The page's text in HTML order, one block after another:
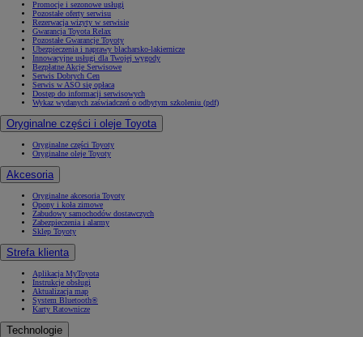
Promocje i sezonowe usługi
Pozostałe oferty serwisu
Rezerwacja wizyty w serwisie
Gwarancja Toyota Relax
Pozostałe Gwarancje Toyoty
Ubezpieczenia i naprawy blacharsko-lakiernicze
Innowacyjne usługi dla Twojej wygody
Bezpłatne Akcje Serwisowe
Serwis Dobrych Cen
Serwis w ASO się opłaca
Dostęp do informacji serwisowych
Wykaz wydanych zaświadczeń o odbytym szkoleniu (pdf)
Oryginalne części i oleje Toyota
Oryginalne części Toyoty
Oryginalne oleje Toyoty
Akcesoria
Oryginalne akcesoria Toyoty
Opony i koła zimowe
Zabudowy samochodów dostawczych
Zabezpieczenia i alarmy
Sklep Toyoty
Strefa klienta
Aplikacja MyToyota
Instrukcje obsługi
Aktualizacja map
System Bluetooth®
Karty Ratownicze
Technologie